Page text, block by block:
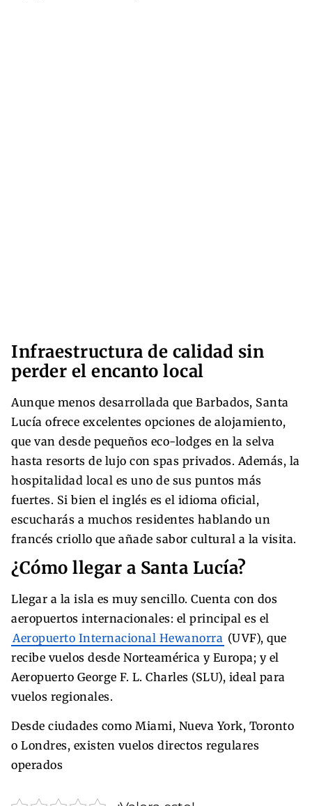
Infraestructura de calidad sin
perder el encanto local
Aunque menos desarrollada que Barbados, Santa
Lucía ofrece excelentes opciones de alojamiento,
que van desde pequeños eco-lodges en la selva
hasta resorts de lujo con spas privados. Además, la
hospitalidad local es uno de sus puntos más
fuertes. Si bien el inglés es el idioma oficial,
escucharás a muchos residentes hablando un
francés criollo que añade sabor cultural a la visita.
¿Cómo llegar a Santa Lucía?
Llegar a la isla es muy sencillo. Cuenta con dos
aeropuertos internacionales: el principal es el
Aeropuerto Internacional Hewanorra (UVF), que
recibe vuelos desde Norteamérica y Europa; y el
Aeropuerto George F. L. Charles (SLU), ideal para
vuelos regionales.
Desde ciudades como Miami, Nueva York, Toronto
o Londres, existen vuelos directos regulares
operados